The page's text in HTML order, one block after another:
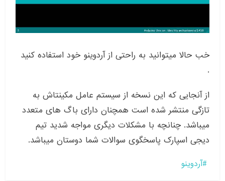
خب حالا میتوانید به راحتی از آردوینو خود استفاده کنید
.
از آنجایی که این نسخه از سیستم عامل مکینتاش به
تازگی منتشر شده است همچنان دارای باگ های متعدد
میباشد. چنانچه با مشکلات دیگری مواجه شدید تیم
دیجی اسپارک پاسخگوی سوالات شما دوستان میباشد.
آردوینو